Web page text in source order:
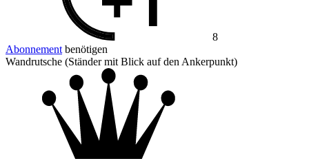
8
Abonnement benötigen
Wandrutsche (Ständer mit Blick auf den Ankerpunkt)